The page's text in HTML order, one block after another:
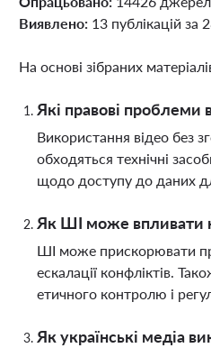
Виявлено: 13 публікацій за
На основі зібраних
Які правові проблеми
Використання відео без
обходяться технічні
щодо доступу до даних
Як ШІ може впливати
ШІ може прискорювати
ескалації конфліктів.
етичного контролю і
Як українські медіа